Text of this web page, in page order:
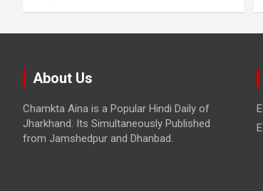
About Us
Chamkta Aina is a Popular Hindi Daily of
Jharkhand. Its Simultaneously Published
from Jamshedpur and Dhanbad.